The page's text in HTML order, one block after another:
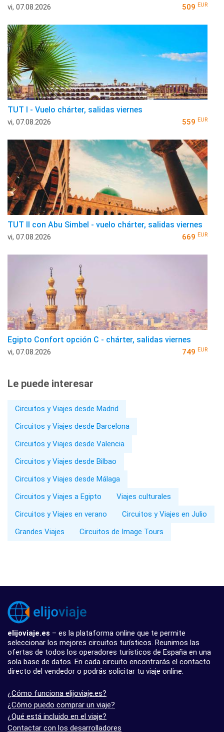
vi, 07.08.2026 509 EUR
TUT I - Vuelo chárter, salidas viernes
vi, 07.08.2026 559 EUR
TUT II con Abu Simbel - vuelo chárter, salidas viernes
vi, 07.08.2026 669 EUR
Egipto Confort opción C - chárter, salidas viernes
vi, 07.08.2026 749 EUR
Le puede interesar
Circuitos y Viajes desde Madrid
Circuitos y Viajes desde Barcelona
Circuitos y Viajes desde Valencia
Circuitos y Viajes desde Bilbao
Circuitos y Viajes desde Málaga
Circuitos y Viajes a Egipto
Viajes culturales
Circuitos y Viajes en verano
Circuitos y Viajes en Julio
Grandes Viajes
Circuitos de Image Tours
elijoviaje.es – es la plataforma online que te permite
seleccionar los mejores circuitos turísticos. Reunimos las
ofertas de todos los operadores turísticos de España en una
sola base de datos. En cada circuito encontrarás el contacto
directo del vendedor o podrás solicitar tu viaje online.
¿Cómo funciona elijoviaje.es?
¿Cómo puedo comprar un viaje?
¿Qué está incluido en el viaje?
Contactar con los desarrolladores